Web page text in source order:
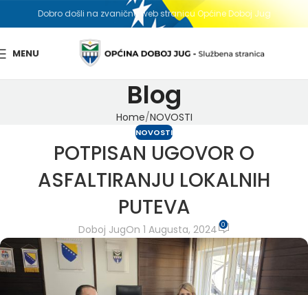
Dobro došli na zvaničnu web stranicu Općine Doboj Jug
MENU
Blog
Home NOVOSTI
NOVOSTI
POTPISAN UGOVOR O
ASFALTIRANJU LOKALNIH
PUTEVA
Doboj JugOn 1 Augusta, 2024 0